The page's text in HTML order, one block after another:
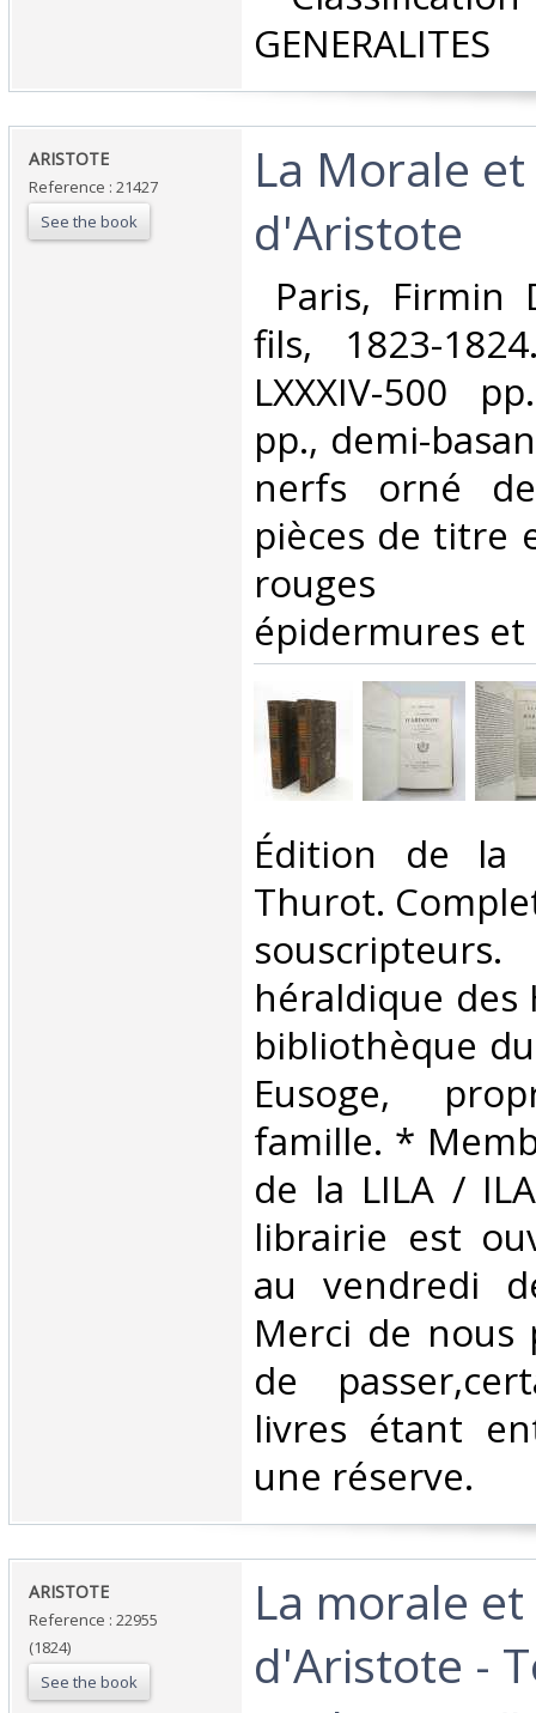
GENERALITES‎
‎ARISTOTE‎
Reference : 21427
See the book
‎La Morale
d'Aristote‎
Paris,
fils, 1823-
LXXXIV-500
pp., demi-
nerfs orné
pièces de titre
rouges
épidermures et
‎Édition de la
Thurot.
héraldique des
bibliothèque
Eusoge,
famille. *
de la LILA /
librairie est
au vendredi
Merci de nous
de
livres étant
une réserve. ‎
‎ARISTOTE‎
Reference : 22955
(1824)
See the book
‎La morale
d'Aristote -